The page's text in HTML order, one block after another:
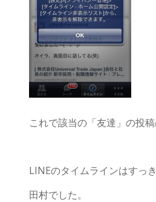
これで該当の「友達」の投
LINEのタイムラインはすっ
田村でした。